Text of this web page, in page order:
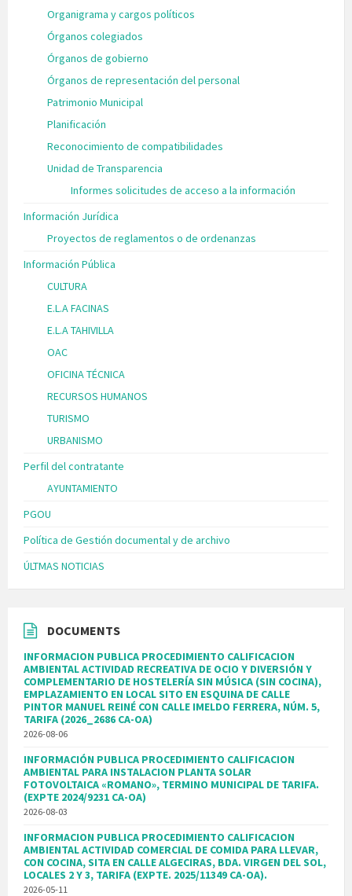
Organigrama y cargos políticos
Órganos colegiados
Órganos de gobierno
Órganos de representación del personal
Patrimonio Municipal
Planificación
Reconocimiento de compatibilidades
Unidad de Transparencia
Informes solicitudes de acceso a la información
Información Jurídica
Proyectos de reglamentos o de ordenanzas
Información Pública
CULTURA
E.L.A FACINAS
E.L.A TAHIVILLA
OAC
OFICINA TÉCNICA
RECURSOS HUMANOS
TURISMO
URBANISMO
Perfil del contratante
AYUNTAMIENTO
PGOU
Política de Gestión documental y de archivo
ÚLTMAS NOTICIAS
DOCUMENTS
INFORMACION PUBLICA PROCEDIMIENTO CALIFICACION
AMBIENTAL ACTIVIDAD RECREATIVA DE OCIO Y DIVERSIÓN Y
COMPLEMENTARIO DE HOSTELERÍA SIN MÚSICA (SIN COCINA),
EMPLAZAMIENTO EN LOCAL SITO EN ESQUINA DE CALLE
PINTOR MANUEL REINÉ CON CALLE IMELDO FERRERA, NÚM. 5,
TARIFA (2026_2686 CA-OA)
2026-08-06
INFORMACIÓN PUBLICA PROCEDIMIENTO CALIFICACION
AMBIENTAL PARA INSTALACION PLANTA SOLAR
FOTOVOLTAICA «ROMANO», TERMINO MUNICIPAL DE TARIFA.
(EXPTE 2024/9231 CA-OA)
2026-08-03
INFORMACION PUBLICA PROCEDIMIENTO CALIFICACION
AMBIENTAL ACTIVIDAD COMERCIAL DE COMIDA PARA LLEVAR,
CON COCINA, SITA EN CALLE ALGECIRAS, BDA. VIRGEN DEL SOL,
LOCALES 2 Y 3, TARIFA (EXPTE. 2025/11349 CA-OA).
2026-05-11